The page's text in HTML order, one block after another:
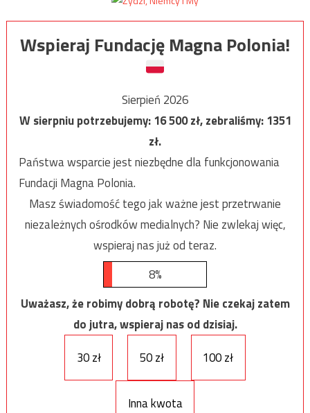
Wspieraj Fundację Magna Polonia!
Sierpień 2026
W sierpniu potrzebujemy:16 500zł, zebraliśmy:1351
zł.
Państwa wsparcie jest niezbędne dla funkcjonowania
Fundacji Magna Polonia.
Masz świadomość tego jak ważne jest przetrwanie
niezależnych ośrodków medialnych? Nie zwlekaj więc,
wspieraj nas już od teraz.
8%
Uważasz, że robimy dobrą robotę? Nie czekaj zatem
do jutra, wspieraj nas od dzisiaj.
30 zł
50 zł 100 zł
Inna kwota